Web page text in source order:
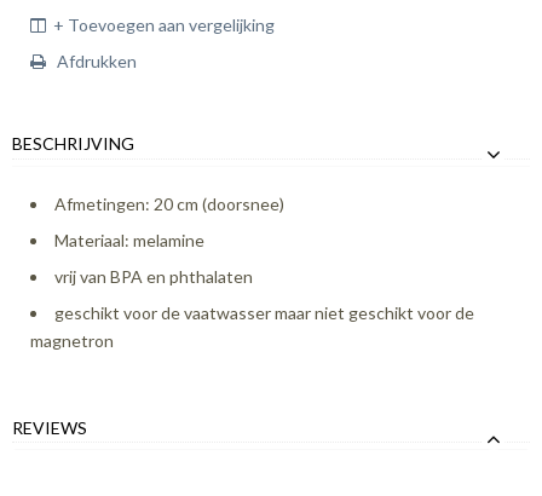
+ Toevoegen aan vergelijking
Afdrukken
BESCHRIJVING
Afmetingen: 20 cm (doorsnee)
Materiaal: melamine
vrij van BPA en phthalaten
geschikt voor de vaatwasser maar niet geschikt voor de
magnetron
REVIEWS